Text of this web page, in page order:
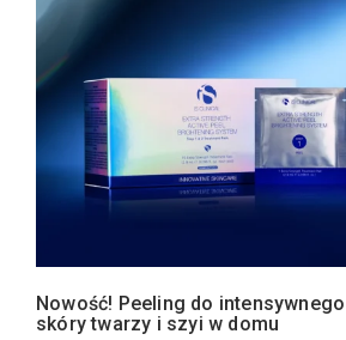
Nowość! Peeling do
skóry twarzy i szyi w domu